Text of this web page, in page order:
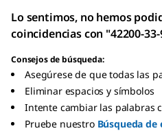
Lo sentimos, no hemos
coincidencias con "42200-
Consejos de búsqueda:
Asegúrese de que todas las
Eliminar espacios y símbolos
Intente cambiar las palabras
Pruebe nuestro Búsqueda